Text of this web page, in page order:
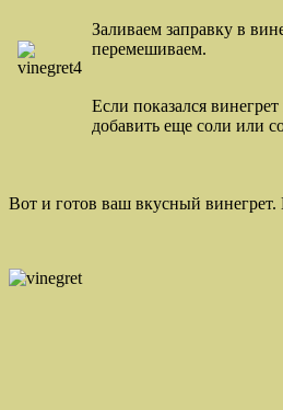
Заливаем заправку в
перемешиваем.
Если показался
добавить еще соли или
Вот и готов ваш вкусный винегрет.